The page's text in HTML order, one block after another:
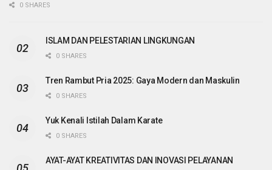
0 SHARES
ISLAM DAN PELESTARIAN LINGKUNGAN
0 SHARES
Tren Rambut Pria 2025: Gaya Modern dan Maskulin
0 SHARES
Yuk Kenali Istilah Dalam Karate
0 SHARES
AYAT-AYAT KREATIVITAS DAN INOVASI PELAYANAN